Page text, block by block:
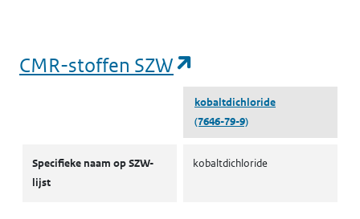
CMR-stoffen SZW
kobaltdichloride
(7646-79-9)
Specifieke naam op SZW-
lijst
kobaltdichloride